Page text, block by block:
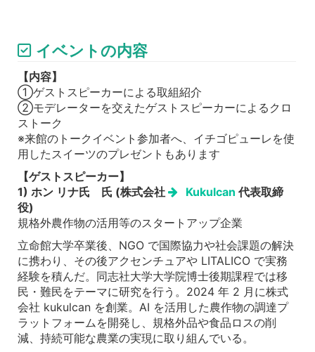
イベントの内容
【内容】
①ゲストスピーカーによる取組紹介
②モデレーターを交えたゲストスピーカーによるクロ
ストーク
※来館のトークイベント参加者へ、イチゴピューレを使
用したスイーツのプレゼントもあります
【ゲストスピーカー】
1) ホン リナ氏 氏 (株式会社
Kukulcan 代表取締
役)
規格外農作物の活用等のスタートアップ企業
立命館大学卒業後、NGO で国際協力や社会課題の解決
に携わり、その後アクセンチュアや LITALICO で実務
経験を積んだ。同志社大学大学院博士後期課程では移
民・難民をテーマに研究を行う。2024 年 2 月に株式
会社 kukulcan を創業。AI を活用した農作物の調達プ
ラットフォームを開発し、規格外品や食品ロスの削
減、持続可能な農業の実現に取り組んでいる。